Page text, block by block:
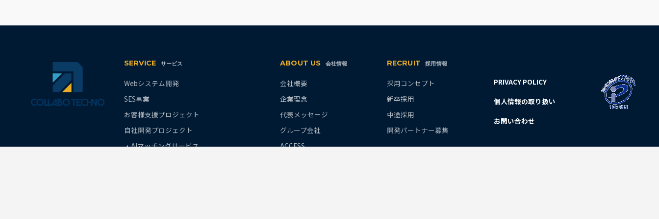
SERVICE サービス
Webシステム開発
SES事業
お客様支援プロジェクト
自社開発プロジェクト
・AIマッチングサービス
ABOUT US 会社情報
会社概要
企業理念
代表メッセージ
グループ会社
ACCESS
RECRUIT 採用情報
採用コンセプト
新卒採用
中途採用
開発パートナー募集
PRIVACY POLICY
個人情報の取り扱い
お問い合わせ